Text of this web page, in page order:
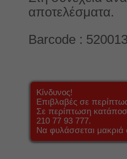
αποτελέσματα.
Barcode :
Κίνδυνος!
Επιβλαβές σε
Σε περίπτωση
210 77 93 777.
Να φυλάσσεται μακριά